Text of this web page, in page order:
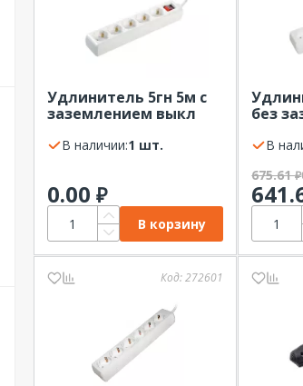
Удлинитель 5гн 5м с
заземлением выкл
В наличии: 1 шт.
0.00 ₽
В корзину
без
В
675.61₽
Код:272601